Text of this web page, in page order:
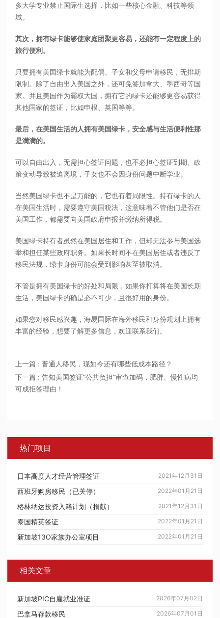
多大学专业禁止国际生选择，比如一些核心金融、科技等领
域。
其次，拥有绿卡能够使家庭团聚更容易，还能有一定程度上的
旅行便利。
只要拥有美国绿卡就能为配偶、子女和父母申请移民，无排期
限制。除了自由出入美国之外，还可免签加拿大、墨西哥等国
家。并且美国作为霸权大国，拥有它的绿卡还能够更容易获得
其他国家的签证，比如申根、英国等等。
最后，在美国生活的人拥有美国绿卡，安全感与生活便利性那
是满满的。
可以自由出入，无需担心签证问题，也不必担心签证到期、政
策变动导致被迫离境，子女也不会因身份问题中断学业。
当然美国绿卡也不是万能的，它也有着局限性。持有绿卡的人
在美国生活时，需要遵守美国税法，这意味着不管他们是否在
美国工作，都需要向美国政府申报并缴纳所得税。
美国绿卡持有者虽然在美国居住和工作，但却无法参与美国选
举和担任某些政府职务。如果长时间不在美国居住或者违反了
移民法规，绿卡身份可能会受到影响甚至被取消。
不管是拥有美国绿卡的好处和局限，如果你打算将在美国长期
生活，美国绿卡的确是必不可少，且很好用的身份。
如果您对移民感兴趣，海易国际在海外移民和身份规划上拥有
丰富的经验，想要了解更多信息，欢迎联系我们。
上一篇 : 普通人移民，现如今还有哪些低成本路径？
下一篇 : 告知美国签证“公共负担”审查加码，肥胖、慢性病均
可成拒签理由！
热门项目
2021年12月31日
日本高度人才经营管理签证
2022年01月21日
西班牙购房移民（已关停）
2021年12月31日
格林纳达投资入籍计划（捐献）
2022年01月21日
泰国精英签证
2022年01月21日
新加坡13O家族办公室项目
相关文章
2026年07月02日
新加坡PIC自雇就业准证
2026年07月01日
巴拿马存款移民